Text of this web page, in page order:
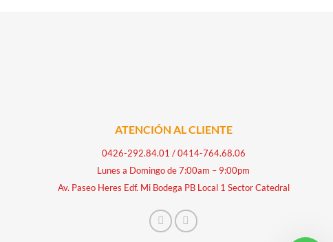
ATENCIÓN AL CLIENTE
0426-292.84.01 /0414-764.68.06
Lunes a Domingo de 7:00am – 9:00pm
Av. Paseo Heres Edf. Mi Bodega PB Local 1 Sector Catedral